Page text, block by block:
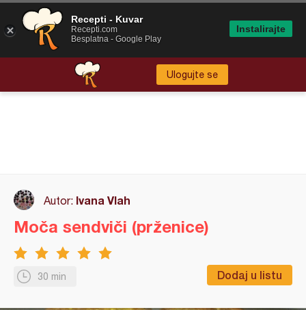
Ulogujte se
Autor: Ivana Vlah
30 min Dodaj u listu
Moča sendviči (prženice)
Recepti - Kuvar
Recepti.com
Besplatna - Google Play
Instalirajte